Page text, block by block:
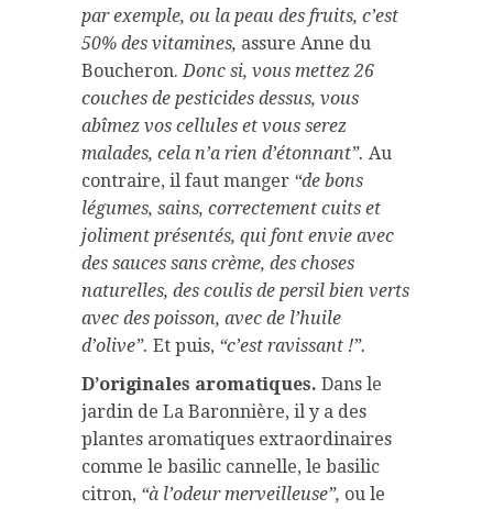
par exemple, ou la peau des fruits, c’est
50% des vitamines, assure Anne du
Boucheron. Donc si, vous mettez 26
couches de pesticides dessus, vous
abîmez vos cellules et vous serez
malades, cela n’a rien d’étonnant”. Au
contraire, il faut manger “de bons
légumes, sains, correctement cuits et
joliment présentés, qui font envie avec
des sauces sans crème, des choses
naturelles, des coulis de persil bien verts
avec des poisson, avec de l’huile
d’olive”. Et puis, “c’est ravissant !”.
D’originales aromatiques. Dans le
jardin de La Baronnière, il y a des
plantes aromatiques extraordinaires
comme le basilic cannelle, le basilic
citron, “à l’odeur merveilleuse”, ou le